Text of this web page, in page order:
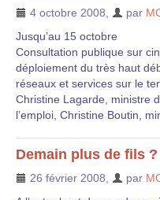
4 octobre 2008 par
Jusqu’au 15 octobre
Consultation publique sur
déploiement du très haut
réseaux et services sur le
Christine Lagarde, ministre
l’emploi, Christine Boutin,
Demain plus de fils ?
26 février 2008 par